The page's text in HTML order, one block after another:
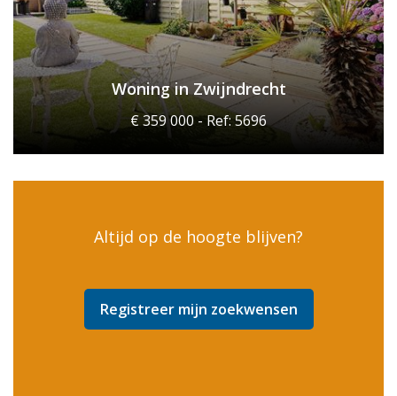
Woning in Zwijndrecht
€ 359 000 - Ref: 5696
Altijd op de hoogte blijven?
Registreer mijn zoekwensen